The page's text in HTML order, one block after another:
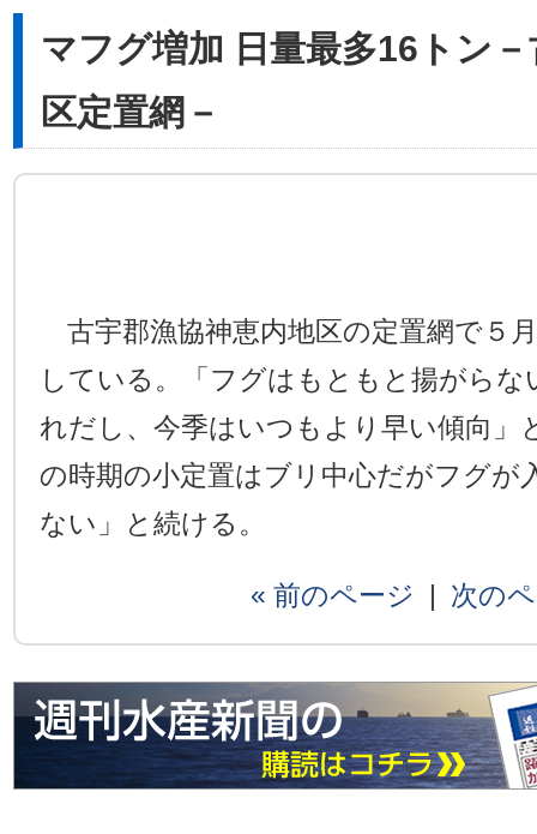
マフグ増加 日量最多16トン
区定置網－
古宇郡漁協神恵内地区の定置網で５
している。「フグはもともと揚がらな
れだし、今季はいつもより早い傾向」
の時期の小定置はブリ中心だがフグが
ない」と続ける。
« 前のページ | 次の